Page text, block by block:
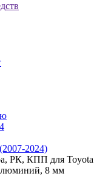
2024)
РК, КПП для Toyota
8 мм